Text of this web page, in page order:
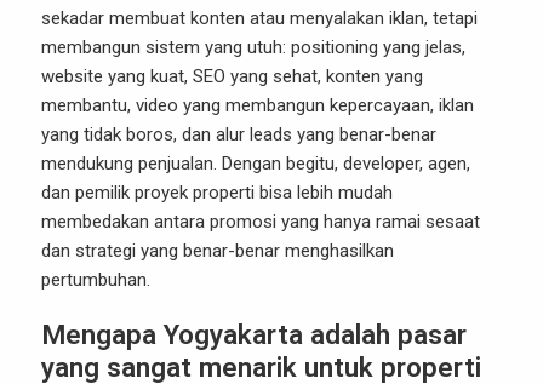
sekadar membuat konten atau menyalakan iklan, tetapi
membangun sistem yang utuh: positioning yang jelas,
website yang kuat, SEO yang sehat, konten yang
membantu, video yang membangun kepercayaan, iklan
yang tidak boros, dan alur leads yang benar-benar
mendukung penjualan. Dengan begitu, developer, agen,
dan pemilik proyek properti bisa lebih mudah
membedakan antara promosi yang hanya ramai sesaat
dan strategi yang benar-benar menghasilkan
pertumbuhan.
Mengapa Yogyakarta adalah pasar
yang sangat menarik untuk properti